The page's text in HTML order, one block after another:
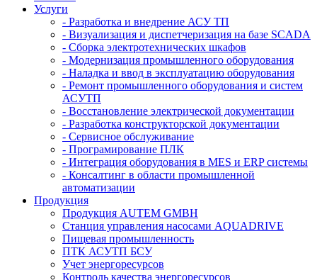
Услуги
- Разработка и внедрение АСУ ТП
- Визуализация и диспетчеризация на базе SCADA
- Сборка электротехнических шкафов
- Модернизация промышленного оборудования
- Наладка и ввод в эксплуатацию оборудования
- Ремонт промышленного оборудования и систем
АСУТП
- Восстановление электрической документации
- Разработка конструкторской документации
- Сервисное обслуживание
- Програмирование ПЛК
- Интеграция оборудования в MES и ERP системы
- Консалтинг в области промышленной
автоматизации
Продукция
Продукция AUTEM GMBH
Cтанция управления насосами AQUADRIVE
Пищевая промышленность
ПТК АСУТП БСУ
Учет энергоресурсов
Контроль качества энергоресурсов